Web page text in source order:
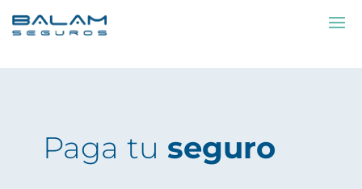
Paga tu seguro